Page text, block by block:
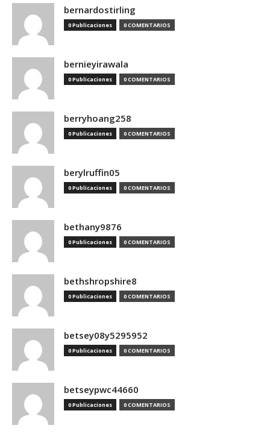
bernardostirling
0 Publicaciones 0 COMENTARIOS
bernieyirawala
0 Publicaciones 0 COMENTARIOS
berryhoang258
0 Publicaciones 0 COMENTARIOS
berylruffin05
0 Publicaciones 0 COMENTARIOS
bethany9876
0 Publicaciones 0 COMENTARIOS
bethshropshire8
0 Publicaciones 0 COMENTARIOS
betsey08y5295952
0 Publicaciones 0 COMENTARIOS
betseypwc44660
0 Publicaciones 0 COMENTARIOS